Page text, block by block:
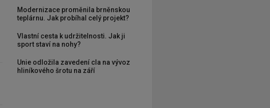
Modernizace proměnila brněnskou
teplárnu. Jak probíhal celý projekt?
Vlastní cesta k udržitelnosti. Jak ji
sport staví na nohy?
Unie odložila zavedení cla na vývoz
hliníkového šrotu na září